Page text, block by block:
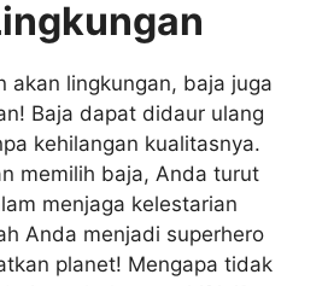
akan lingkungan, baja juga
Baja dapat didaur ulang
kehilangan kualitasnya.
memilih baja, Anda turut
menjaga kelestarian
Anda menjadi superhero
planet! Mengapa tidak